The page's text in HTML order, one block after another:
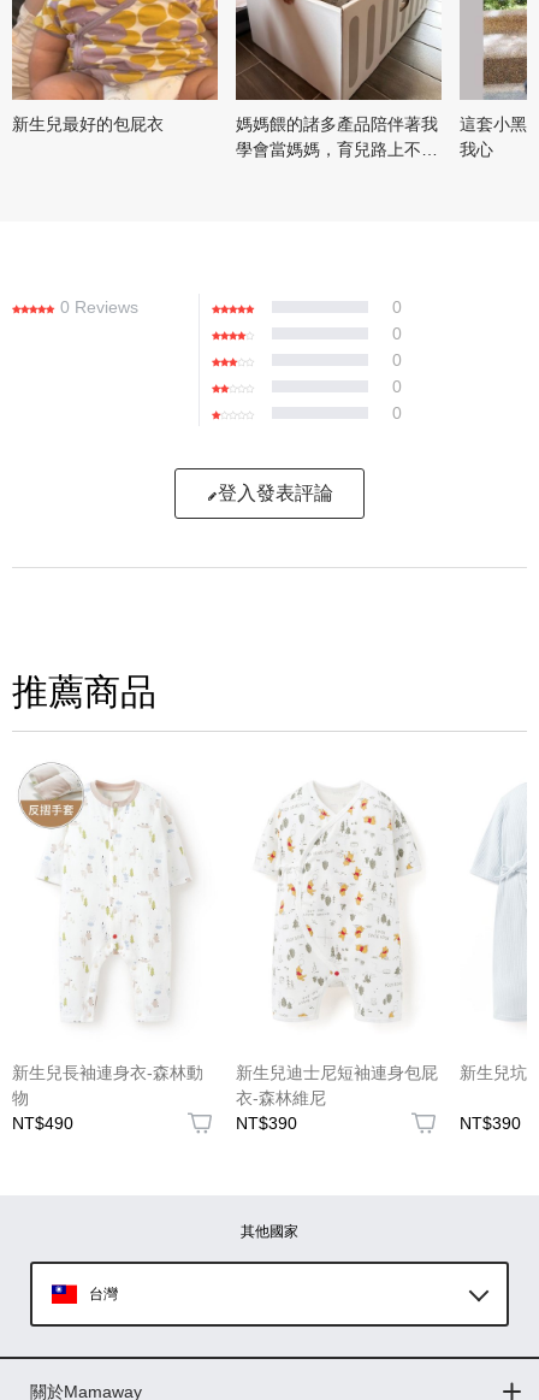
新生兒最好的包屁衣
媽媽餵的諸多產品陪伴著我
學會當媽媽，育兒路上不孤
這套小黑
我心
0 Reviews
0
0
0
0
0
登入發表評論
(圖片格式限jpg、jpeg)
推薦商品
新生兒長袖連身衣-森林動
物
NT$490
新生兒迪士尼短袖連身包屁
衣-森林維尼
NT$390
新生兒坑
NT$390
其他國家
台灣
關於Mamaway